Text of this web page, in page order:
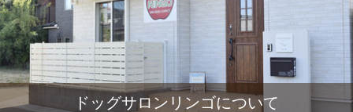
ドッグサロンリンゴについて